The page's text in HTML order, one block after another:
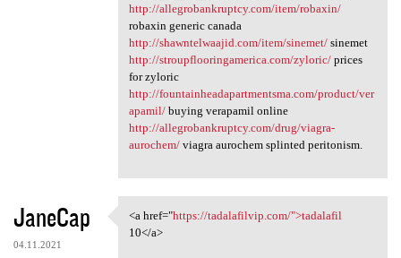
http://allegrobankruptcy.com/item/robaxin/
robaxin generic canada
http://shawntelwaajid.com/item/sinemet/sinemet
http://stroupflooringamerica.com/zyloric/prices
for zyloric
http://fountainheadapartmentsma.com/product/ver
apamil/buying verapamil online
http://allegrobankruptcy.com/drug/viagra-
aurochem/viagra aurochem splinted peritonism.
JaneCap
04.11.2021
<a href="https://tadalafilvip
<a href="https://tadalafilvip.com/">tadalafil
10</a>